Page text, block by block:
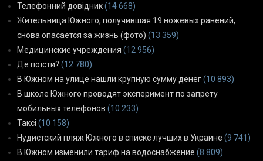
Телефонний довідник(14 668)
Жительница Южного, получившая 19 ножевых ранений,
снова опасается за жизнь (фото) (13 359)
Медицинские учреждения (12 956)
Де поїсти? (12 780)
В Южном на улице нашли крупную сумму денег(10 893)
В школе Южного проводят эксперимент по запрету
мобильных телефонов (10 233)
Таксі (10 158)
Нудистский пляж Южного в списке лучших в Украине (9 741)
В Южном изменили тариф на водоснабжение (8 809)